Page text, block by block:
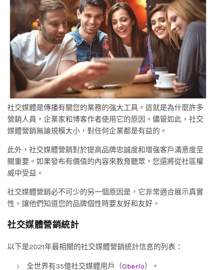
社交媒體是傳播有關您的業務的強大工具。這就是為什麼許多
營銷人員，企業家和博客作者使用它的原因。儘管如此，社交
媒體營銷無論規模大小，對任何企業都是有益的。
此外，社交媒體營銷對於提高品牌忠誠度和增強客戶滿意度至
關重要。如果發布有價值的內容來教育聽眾，您還將從社區權
威中受益。
社交媒體營銷必不可少的另一個原因是，它非常適合展示真實
性。讓他們知道您的品牌個性時要友好和友好。
社交媒體營銷統計
以下是2021年最相關的社交媒體營銷統計信息的列表：
全世界有35億社交媒體用戶（Oberlo）。